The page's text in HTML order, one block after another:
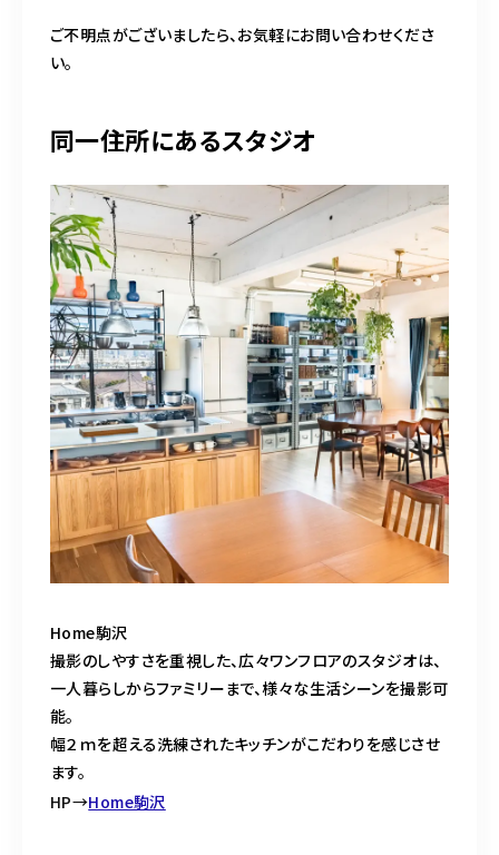
ご不明点がございましたら、お気軽にお問い合わせくださ
い。
同一住所にあるスタジオ
Home駒沢
撮影のしやすさを重視した、広々ワンフロアのスタジオは、
一人暮らしからファミリーまで、様々な生活シーンを撮影可
能。
幅２ｍを超える洗練されたキッチンがこだわりを感じさせ
ます。
HP→Home駒沢